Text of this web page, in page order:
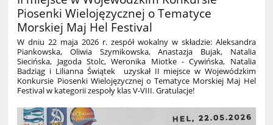
Piosenki Wielojęzycznej o Tematyce
Morskiej Maj Hel Festival
W dniu 22 maja 2026 r. zespół wokalny w składzie: Aleksandra
Piankowska, Oliwia Szymikowska, Anastazja Bujak, Natalia
Siecińska, Jagoda Stolc, Weronika Miotke - Cywińska, Natalia
Badziąg i Lilianna Świątek uzyskał II miejsce w Wojewódzkim
Konkursie Piosenki Wielojęzycznej o Tematyce Morskiej Maj Hel
Festival w kategorii zespoły klas V-VIII.Gratulacje!